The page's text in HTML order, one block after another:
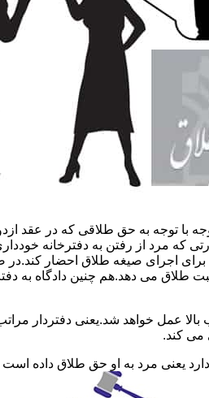
توجه به حق طلاقی که در عقد
که مرد از رفتن به دفترخانه
برای اجرای صیغه طلاق احضار
طلاق می دهد.هم چنین دادگاه به
عمل خواهد شد.یعنی دفتردار
می کند.
یعنی مرد به او حق طلاق داده است